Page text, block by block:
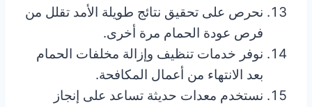
نحرص على تحقيق نتائج طويلة الأمد تقلل من
فرص عودة الحمام مرة أخرى.
نوفر خدمات تنظيف وإزالة مخلفات الحمام
بعد الانتهاء من أعمال المكافحة.
نستخدم معدات حديثة تساعد على إنجاز